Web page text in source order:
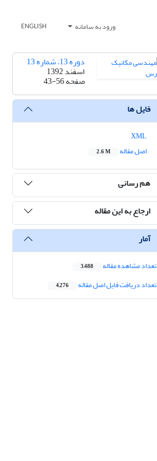
ورود به سامانه ENGLISH
دوره 13، شماره 13
اسفند 1392
صفحه43-56
فایل ها
اصل مقاله
2.6 M
هم رسانی
ارجاع به این مقاله
آمار
تعداد مشاهده مقاله 3,488
تعداد دریافت فایل اصل مقاله 4,276